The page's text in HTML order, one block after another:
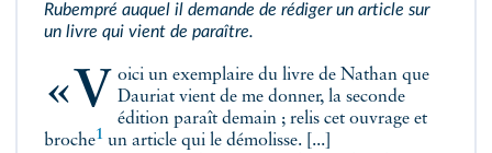
Rubempré auquel il demande de rédiger un article sur
un livre qui vient de paraître.
«Voici un exemplaire du livre de Nathan que Dauriat vient de me donner, la seconde
édition paraît demain ; relis cet ouvrage et
broche1 un article qui le démolisse. [...]